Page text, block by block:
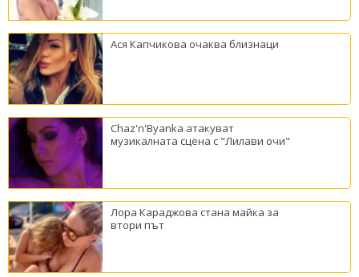
Ася Капчикова очаква близнаци
Chaz'n'Byanka атакуват
музикалната сцена с "Лилави очи"
Лора Караджова стана майка за
втори път